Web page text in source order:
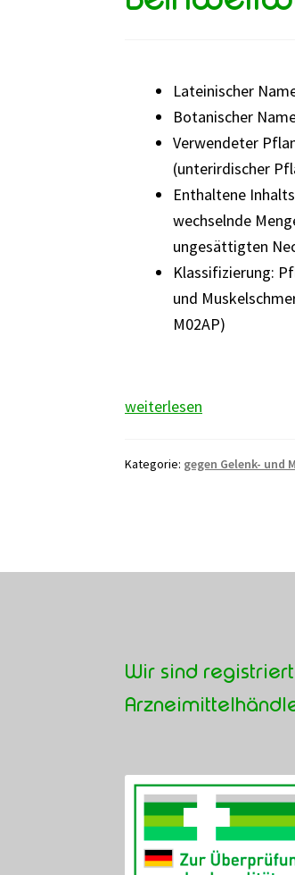
Lateinischer
Botanischer
Verwendeter
(unterirdischer
Enthaltene
wechselnde
ungesättigten
Klassifizierung:
und
M02AP)
Beinwellwurzel
weiterlesen
Kategorie: gegen Gelenk- und
Wir sind